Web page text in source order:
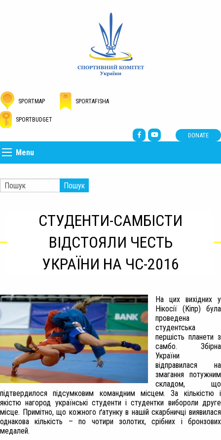
SPORTMAP SPORTAFISHA
SPORTBUDGET
DONATE
Menu
Пошук
СТУДЕНТИ-САМБІСТИ
ВІДСТОЯЛИ ЧЕСТЬ
УКРАЇНИ НА ЧС-2016
На цих вихідних у
Нікосії (Кіпр) була
проведена
студентська
першість планети з
самбо. Збірна
України
відправилася на
змагання потужним
складом, що
підтвердилося підсумковим командним місцем. За кількістю і
якістю нагород українські студенти і студентки вибороли друге
місце. Примітно, що кожного ґатунку в нашій скарбничці виявилася
однакова кількість – по чотири золотих, срібних і бронзових
медалей.